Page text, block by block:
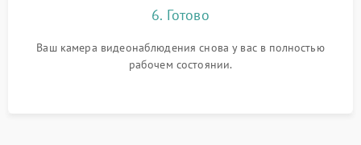
6. Готово
Ваш камера видеонаблюдения снова у вас в полностью
рабочем состоянии.